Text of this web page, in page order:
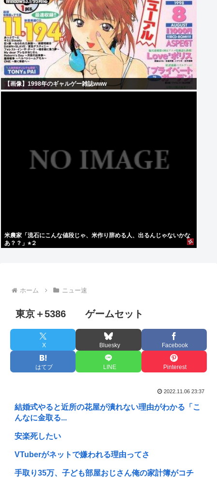
【画像】1998年のギャルゲー雑誌www
米農家「流石にこんな値段じゃ、米作り辞める人、出るんじゃないかな
あ？？」⭐︎２
ホーム ニュー速
東京＋5386 ゲームセット
X Bluesky Facebook
はてブ LINE Pinterest
2022.11.06 23:37
結婚式やると近所の花屋が潰れない理由がわかる「こ
んなに金取る...
安楽死したい
VTuberがネットで嫌われる理由ってさ
手取り35万、子ども部屋おじさん俺の家計簿がコチ